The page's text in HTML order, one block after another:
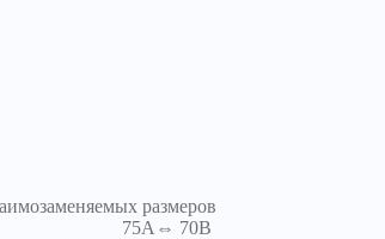
размеров
75A⇔ 70B